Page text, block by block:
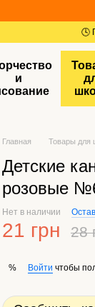
и
Главная Товары для
Детские
розовые
Нет в наличии
21 грн 28
% Войти чтобы